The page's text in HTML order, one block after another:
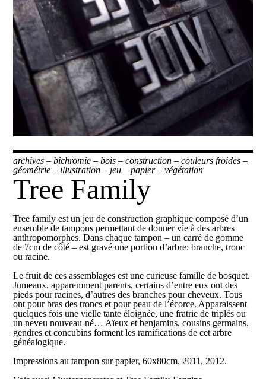
archives –bichromie –bois –construction –couleurs froides –
géométrie – illustration – jeu –papier–végétation
Tree Family
Tree family est un jeu de construction graphique composé d’un
ensemble de tampons permettant de donner vie à des arbres
anthropomorphes. Dans chaque tampon – un carré de gomme
de 7cm de côté – est gravé une portion d’arbre: branche, tronc
ou racine.
Le fruit de ces assemblages est une curieuse famille de bosquet.
Jumeaux, apparemment parents, certains d’entre eux ont des
pieds pour racines, d’autres des branches pour cheveux. Tous
ont pour bras des troncs et pour peau de l’écorce. Apparaissent
quelques fois une vielle tante éloignée, une fratrie de triplés ou
un neveu nouveau-né… Aïeux et benjamins, cousins germains,
gendres et concubins forment les ramifications de cet arbre
généalogique.
Impressions au tampon sur papier, 60x80cm, 2011, 2012.